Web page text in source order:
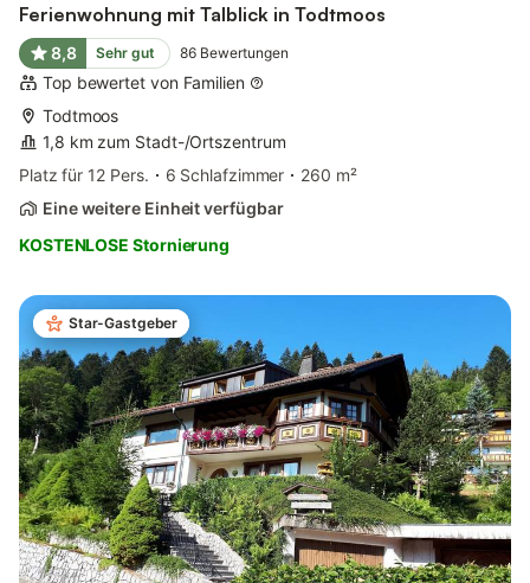
Ferienwohnung mit Talblick in Todtmoos
8,8 Sehr gut 86 Bewertungen
Top bewertet von Familien
Todtmoos
1,8 km zum Stadt-/Ortszentrum
Platz für 12 Pers.
6 Schlafzimmer
260 m²
Eine weitere Einheit verfügbar
KOSTENLOSE Stornierung
Star-Gastgeber